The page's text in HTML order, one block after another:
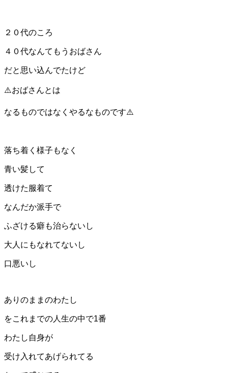
２０代のころ
４０代なんてもうおばさん
だと思い込んでたけど
⚠️おばさんとは
なるものではなくやるなものです⚠️
落ち着く様子もなく
青い髪して
透けた服着て
なんだか派手で
ふざける癖も治らないし
大人にもなれてないし
口悪いし
ありのままのわたし
をこれまでの人生の中で1番
わたし自身が
受け入れてあげられてる